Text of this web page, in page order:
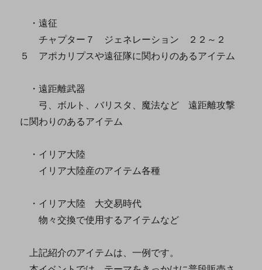
・遠征
チャプター７ ジェネレーション ２２～２
５ アポカリプスや遠征隊に関わりのあるアイテム
・遠距離武器
弓、ボルト、バリスタ、魔法など 遠距離攻撃
に関わりのあるアイテム
・イリア大陸
イリア大陸産のアイテム各種
・イリア大陸 大交易時代
物々交換で使用するアイテムなど
上記紹介のアイテムは、一例です。